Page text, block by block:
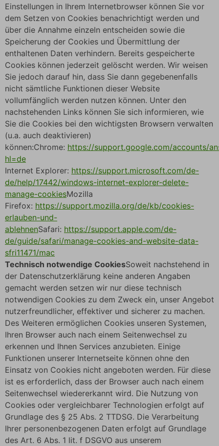
Einstellungen in Ihrem Internetbrowser können Sie vor
dem Setzen von Cookies benachrichtigt werden und
über die Annahme einzeln entscheiden sowie die
Speicherung der Cookies und Übermittlung der
enthaltenen Daten verhindern. Bereits gespeicherte
Cookies können jederzeit gelöscht werden. Wir weisen
Sie jedoch darauf hin, dass Sie dann gegebenenfalls
nicht sämtliche Funktionen dieser Website
vollumfänglich werden nutzen können. Unter den
nachstehenden Links können Sie sich informieren, wie
Sie die Cookies bei den wichtigsten Browsern verwalten
(u.a. auch deaktivieren)
können:Chrome: https://support.google.com/accounts/
hl=de
Internet Explorer: https://support.microsoft.com/de-
de/help/17442/windows-internet-explorer-delete-
manage-cookiesMozilla
Firefox: https://support.mozilla.org/de/kb/cookies-
erlauben-und-
ablehnenSafari: https://support.apple.com/de-
de/guide/safari/manage-cookies-and-website-data-
sfri11471/mac
Technisch notwendige CookiesSoweit nachstehend in
der Datenschutzerklärung keine anderen Angaben
gemacht werden setzen wir nur diese technisch
notwendigen Cookies zu dem Zweck ein, unser Angebot
nutzerfreundlicher, effektiver und sicherer zu machen.
Des Weiteren ermöglichen Cookies unseren Systemen,
Ihren Browser auch nach einem Seitenwechsel zu
erkennen und Ihnen Services anzubieten. Einige
Funktionen unserer Internetseite können ohne den
Einsatz von Cookies nicht angeboten werden. Für diese
ist es erforderlich, dass der Browser auch nach einem
Seitenwechsel wiedererkannt wird. Die Nutzung von
Cookies oder vergleichbarer Technologien erfolgt auf
Grundlage des § 25 Abs. 2 TTDSG. Die Verarbeitung
Ihrer personenbezogenen Daten erfolgt auf Grundlage
des Art. 6 Abs. 1 lit. f DSGVO aus unserem